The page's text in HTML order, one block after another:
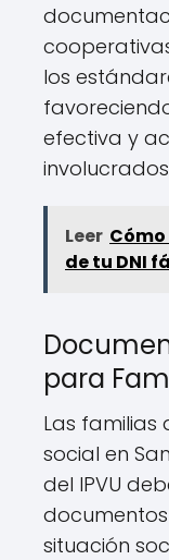
los
efectiva y
Leer
de tu DNI
para
Las familias
social en
del IPVU
situación